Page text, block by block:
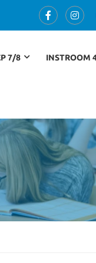
7/8 INSTROOM